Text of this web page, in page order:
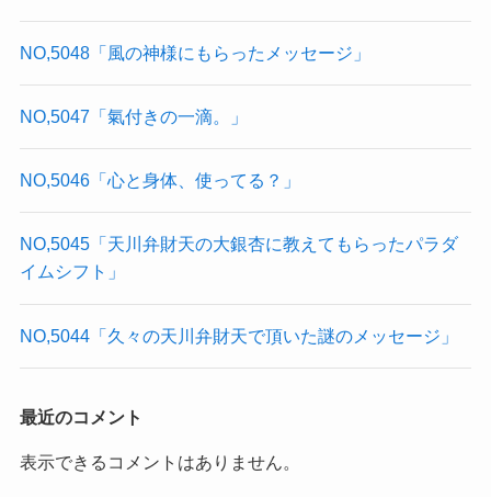
NO,5048「風の神様にもらったメッセージ」
NO,5047「氣付きの一滴。」
NO,5046「心と身体、使ってる？」
NO,5045「天川弁財天の大銀杏に教えてもらったパラダ
イムシフト」
NO,5044「久々の天川弁財天で頂いた謎のメッセージ」
最近のコメント
表示できるコメントはありません。